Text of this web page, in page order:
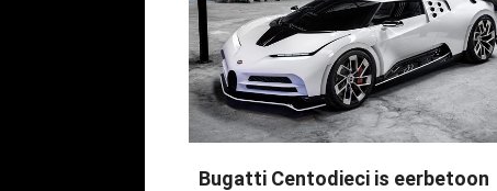
Bugatti Centodieci is eerbetoon